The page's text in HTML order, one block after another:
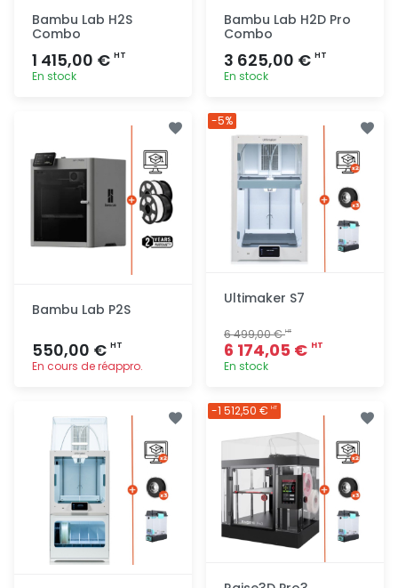
Bambu Lab H2S
Combo
1 415,00 € HT
En stock
Bambu Lab H2D Pro
Combo
3 625,00 € HT
En stock
rapide
Bambu Lab P2S
550,00 € HT
En cours de réappro.
rapide
Ultimaker S7
6 499,00 €HT
6 174,05 € HT
En stock
-5%
-1 512,50 € HT